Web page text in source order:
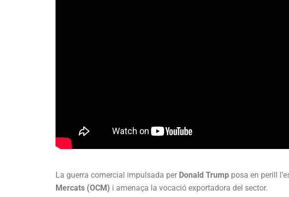
La guerra comercial impulsada per Donald Trump posa en perill
Mercats (OCM) i amenaça la vocació exportadora del sector.